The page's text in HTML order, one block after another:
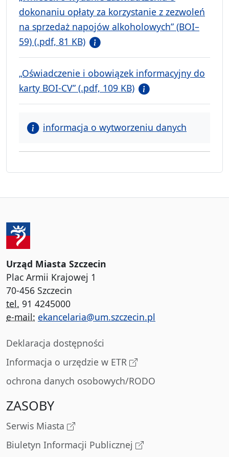
dokonaniu opłaty za korzystanie z zezwoleń
na sprzedaż napojów alkoholowych” (BOI–
59) (.pdf, 81 KB)
„Oświadczenie i obowiązek informacyjny do
karty BOI-CV” (.pdf, 109 KB)
informacja o wytworzeniu danych
Urząd Miasta Szczecin
Plac Armii Krajowej 1
70-456 Szczecin
tel. 91 4245000
e-mail: ekancelaria@um.szczecin.pl
Deklaracja dostępności
Informacja o urzędzie w ETR
ochrona danych osobowych/RODO
ZASOBY
Serwis Miasta
Biuletyn Informacji Publicznej